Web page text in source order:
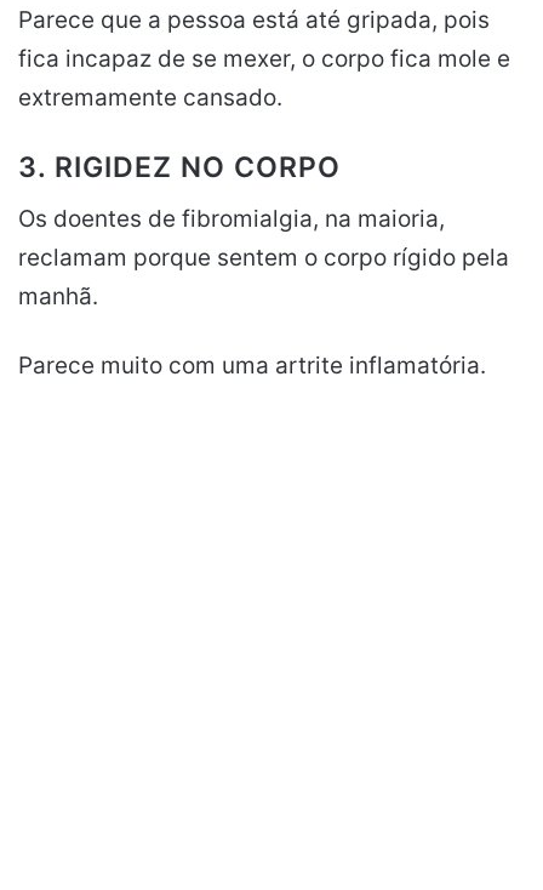
Parece que a pessoa está até gripada, pois
fica incapaz de se mexer, o corpo fica mole e
extremamente cansado.
3. RIGIDEZ NO CORPO
Os doentes de fibromialgia, na maioria,
reclamam porque sentem o corpo rígido pela
manhã.
Parece muito com uma artrite inflamatória.